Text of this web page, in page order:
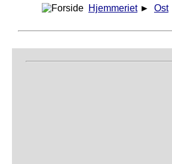
Hjemmeriet ► Ost